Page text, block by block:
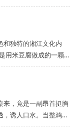
当常见。芒果果肉多
维。主要有爱文、
和独特的湘江文化内
用米豆腐做成的一颗
。葱花白粒丸是深圳
纯正。
来，竟是一副昂首挺胸
诱人口水。当整鸡被
看上去一绺儿一绺儿